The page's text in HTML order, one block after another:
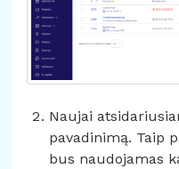
Naujai
pavadinimą. Taip
bus naudojamas